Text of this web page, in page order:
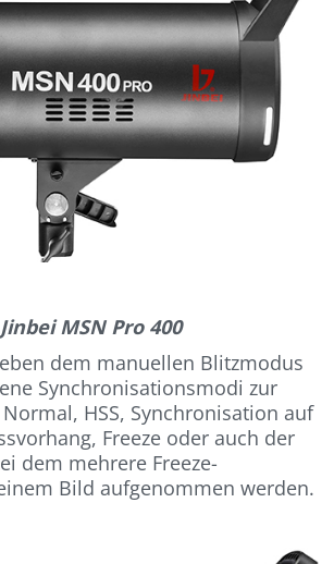
Jinbei MSN Pro 400
dem manuellen Blitzmodus
Synchronisationsmodi zur
HSS, Synchronisation auf
Freeze oder auch der
dem mehrere Freeze-
Bild aufgenommen werden.